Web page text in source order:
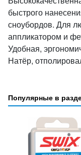
быстрого
сноубордов. Для
аппликатором и
Удобная,
Натёр,
Популярные в